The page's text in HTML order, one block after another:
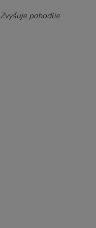
Zvyšuje pohodlie